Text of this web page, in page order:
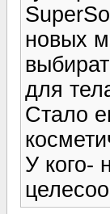
новых
для
Стало
У кого-